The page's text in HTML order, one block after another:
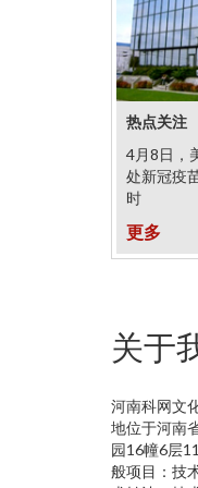
热点关注
4月8日，
处新冠疫
时
更多
关于
河南科网文
地位于河南
园16幢6层
般项目：技